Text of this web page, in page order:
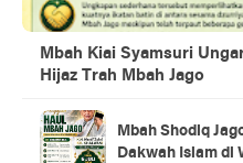
Mbah Kiai Syamsuri
Hijaz Trah Mbah Jago
Mbah Shodiq
Dakwah Islam di